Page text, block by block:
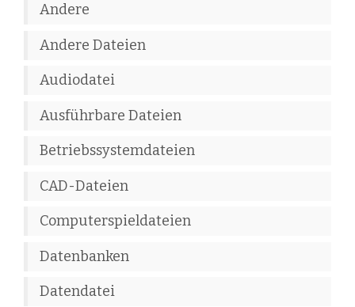
Andere
Andere Dateien
Audiodatei
Ausführbare Dateien
Betriebssystemdateien
CAD-Dateien
Computerspieldateien
Datenbanken
Datendatei